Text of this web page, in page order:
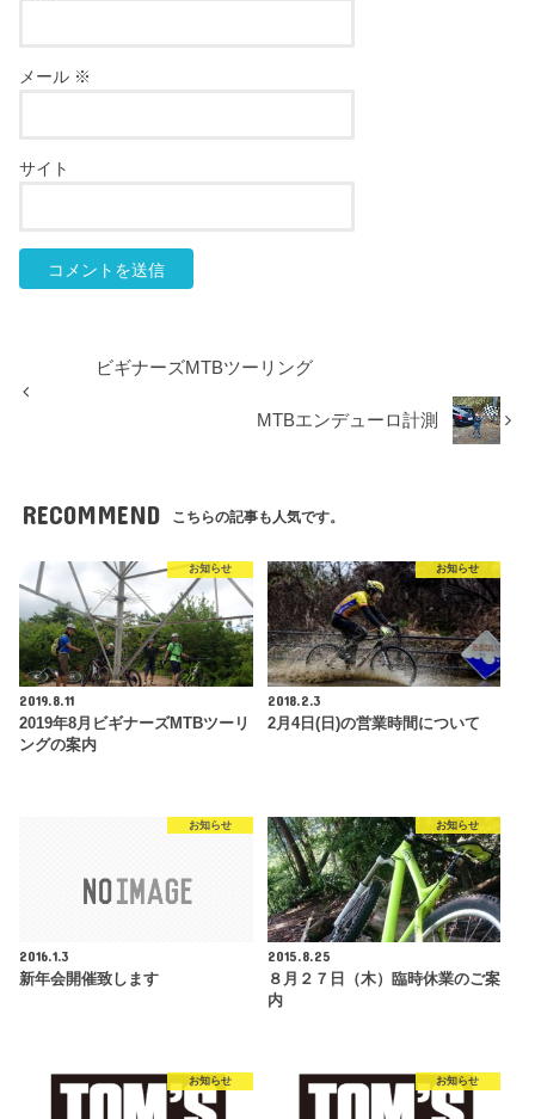
メール ※
サイト
ビギナーズMTBツーリング
MTBエンデューロ計測
RECOMMEND こちらの記事も人気です。
お知らせ
2019.8.11
2019年8月ビギナーズMTBツーリ
ングの案内
お知らせ
2018.2.3
2月4日(日)の営業時間について
お知らせ
2016.1.3
新年会開催致します
お知らせ
2015.8.25
８月２７日（木）臨時休業のご案
内
お知らせ お知らせ